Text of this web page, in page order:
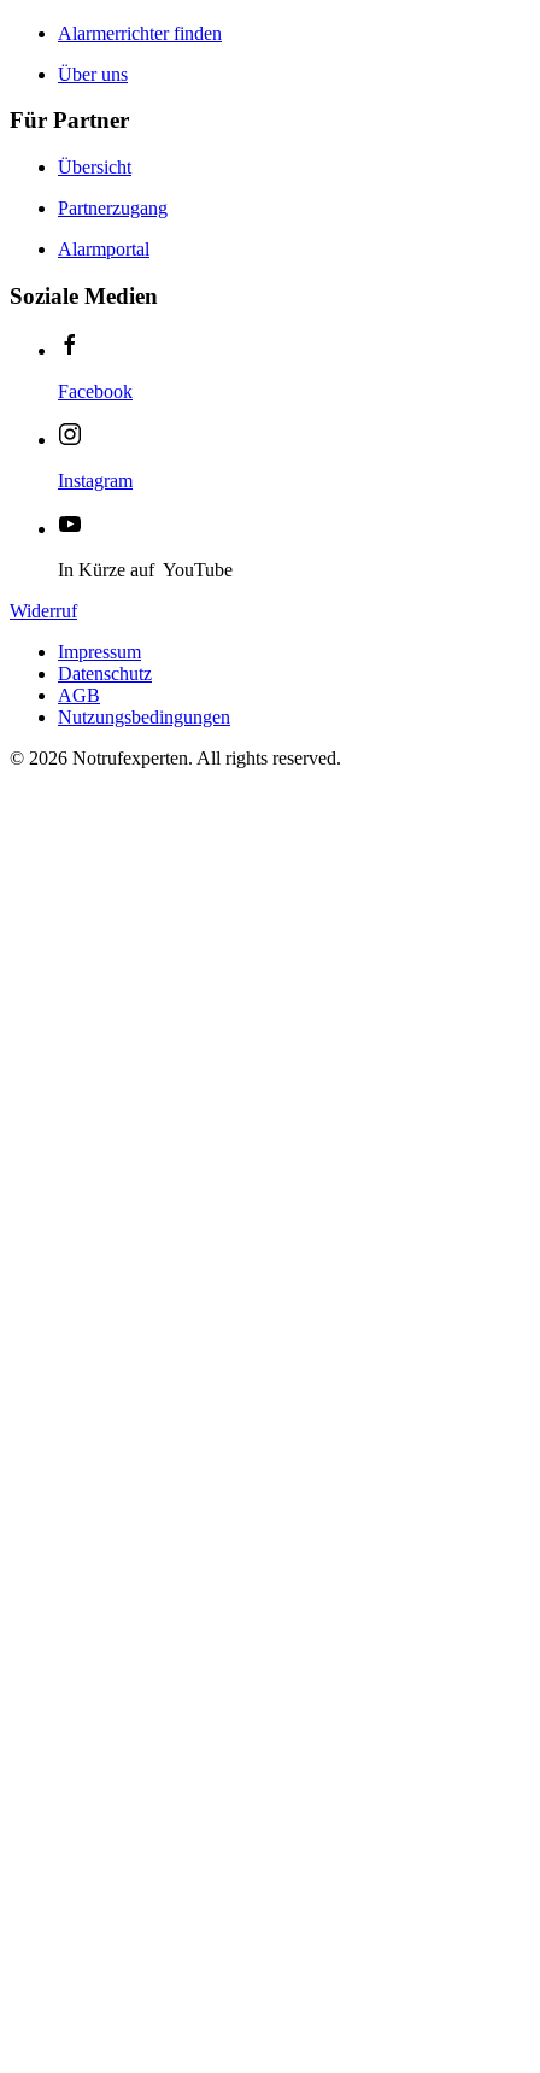
Alarmerrichter finden
Über uns
Für Partner
Übersicht
Partnerzugang
Alarmportal
Soziale Medien
Facebook
Instagram
In Kürze auf YouTube
Widerruf
Impressum
Datenschutz
AGB
Nutzungsbedingungen
© 2026 Notrufexperten. All rights reserved.